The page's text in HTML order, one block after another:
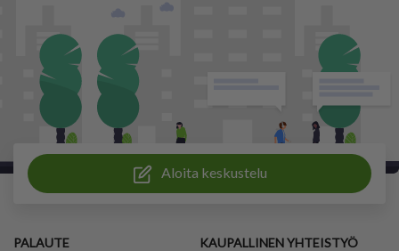
Aloita keskustelu
PALAUTE KAUPALLINEN YHTEISTYÖ